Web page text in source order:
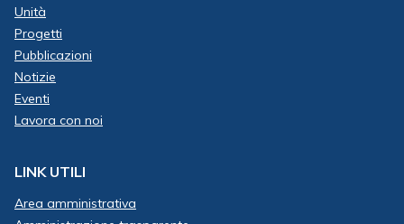
Unità
Progetti
Pubblicazioni
Notizie
Eventi
Lavora con noi
LINK UTILI
Area amministrativa